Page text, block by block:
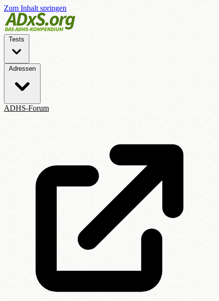
Zum Inhalt springen
Tests
Adressen
ADHS-Forum